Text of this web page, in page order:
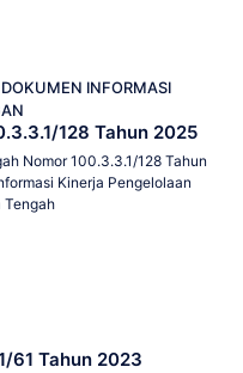
DOKUMEN INFORMASI
128 Tahun 2025
Nomor 100.3.3.1/128 Tahun
Kinerja Pengelolaan
Tengah
61 Tahun 2023